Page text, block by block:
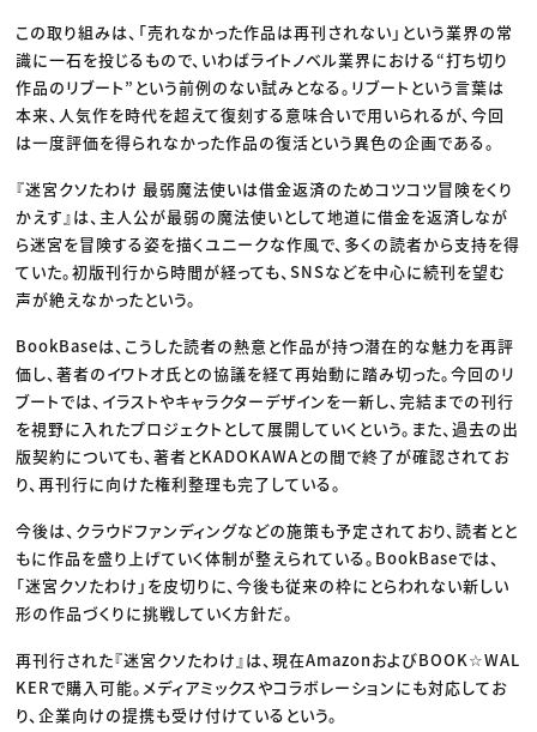
この取り組みは、「売れなかった作品は再刊されない」という業界の常
識に一石を投じるもので、いわばライトノベル業界における“打ち切り
作品のリブート”という前例のない試みとなる。リブートという言葉は
本来、人気作を時代を超えて復刻する意味合いで用いられるが、今回
は一度評価を得られなかった作品の復活という異色の企画である。
『迷宮クソたわけ 最弱魔法使いは借金返済のためコツコツ冒険をくり
かえす』は、主人公が最弱の魔法使いとして地道に借金を返済しなが
ら迷宮を冒険する姿を描くユニークな作風で、多くの読者から支持を得
ていた。初版刊行から時間が経っても、SNSなどを中心に続刊を望む
声が絶えなかったという。
BookBaseは、こうした読者の熱意と作品が持つ潜在的な魅力を再評
価し、著者のイワトオ氏との協議を経て再始動に踏み切った。今回のリ
ブートでは、イラストやキャラクターデザインを一新し、完結までの刊行
を視野に入れたプロジェクトとして展開していくという。また、過去の出
版契約についても、著者とKADOKAWAとの間で終了が確認されてお
り、再刊行に向けた権利整理も完了している。
今後は、クラウドファンディングなどの施策も予定されており、読者とと
もに作品を盛り上げていく体制が整えられている。BookBaseでは、
「迷宮クソたわけ」を皮切りに、今後も従来の枠にとらわれない新しい
形の作品づくりに挑戦していく方針だ。
再刊行された『迷宮クソたわけ』は、現在AmazonおよびBOOK☆WAL
KERで購入可能。メディアミックスやコラボレーションにも対応してお
り、企業向けの提携も受け付けているという。